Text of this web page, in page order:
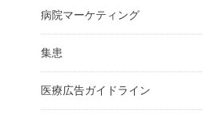
病院マーケティング
集患
医療広告ガイドライン